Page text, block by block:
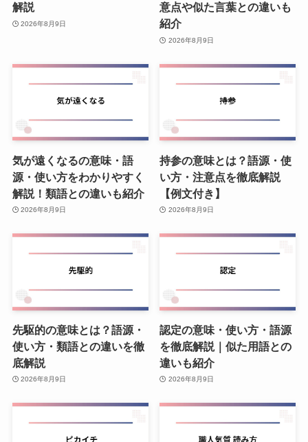
解説
2026年8月9日
意点や似た言葉との違いも
紹介
2026年8月9日
気が遠くなるの意味・語
源・使い方をわかりやすく
解説！類語との違いも紹介
2026年8月9日
持参の意味とは？語源・使
い方・注意点を徹底解説
【例文付き】
2026年8月9日
先駆的の意味とは？語源・
使い方・類語との違いを徹
底解説
2026年8月9日
認定の意味・使い方・語源
を徹底解説｜似た用語との
違いも紹介
2026年8月9日